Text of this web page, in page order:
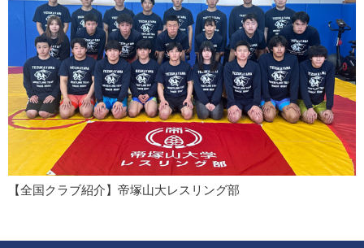
【全国クラブ紹介】帝塚山大レスリング部